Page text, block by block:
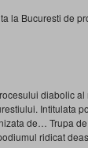
la Bucuresti de
diabolic
Intitulata
de… Trupa
ridicat